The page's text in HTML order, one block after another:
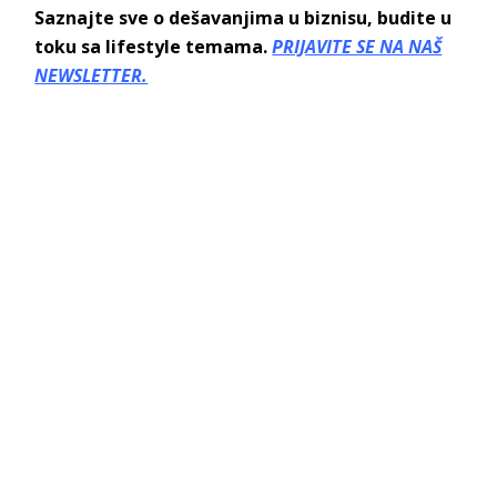
Saznajte sve o dešavanjima u biznisu, budite u
toku sa lifestyle temama.PRIJAVITE SE NA NAŠ
NEWSLETTER.